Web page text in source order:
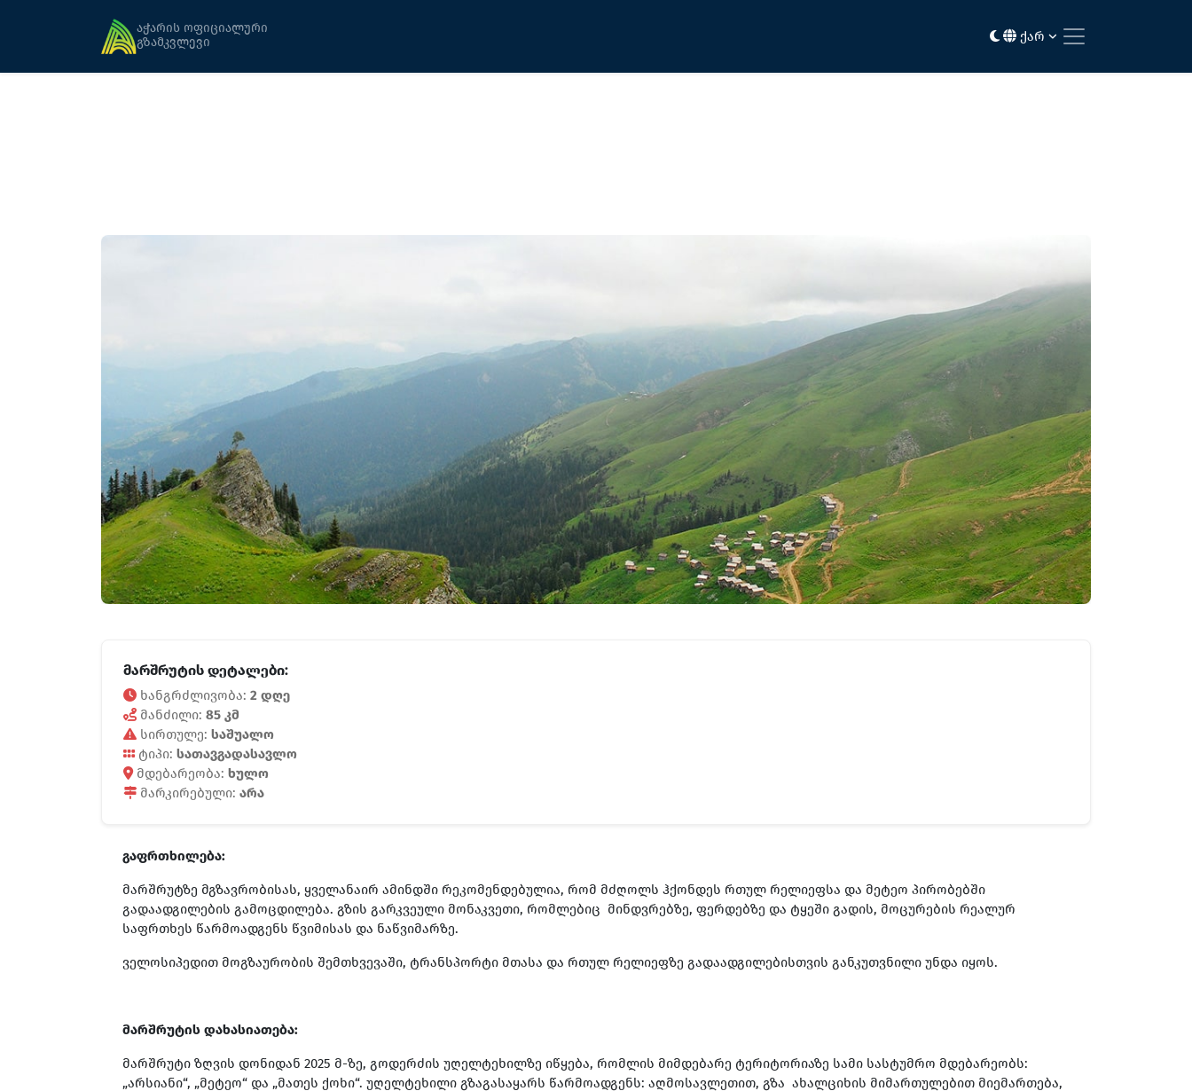
აჭარის ოფიციალური
გზამკვლევი
ქარ
გოდერძის უღელტეხილი-ალმას იაილა-ნათელათის იაილა - ადგილი ჩუდუროული-სოფ. კიკიბო - ზარზმა - გოდერძის უღელტეხილი
მარშრუტის დეტალები:
ხანგრძლივობა: 2 დღე
მანძილი: 85 კმ
სირთულე: საშუალო
ტიპი: სათავგადასავლო
მდებარეობა: ხულო
მარკირებული: არა
გაფრთხილება:
მარშრუტზე მგზავრობისას, ყველანაირ ამინდში რეკომენდებულია, რომ მძღოლს ჰქონდეს რთულ რელიეფსა და მეტეო პირობებში
გადაადგილების გამოცდილება. გზის გარკვეული მონაკვეთი, რომლებიც მინდვრებზე, ფერდებზე და ტყეში გადის, მოცურების რეალურ
საფრთხეს წარმოადგენს წვიმისას და ნაწვიმარზე.
ველოსიპედით მოგზაურობის შემთხვევაში, ტრანსპორტი მთასა და რთულ რელიეფზე გადაადგილებისთვის განკუთვნილი უნდა იყოს.
მარშრუტის დახასიათება:
მარშრუტი ზღვის დონიდან 2025 მ-ზე, გოდერძის უღელტეხილზე იწყება, რომლის მიმდებარე ტერიტორიაზე სამი სასტუმრო მდებარეობს:
„არსიანი“, „მეტეო“ და „მათეს ქოხი“. უღელტეხილი გზაგასაყარს წარმოადგენს: აღმოსავლეთით, გზა ახალციხის მიმართულებით მიემართება,